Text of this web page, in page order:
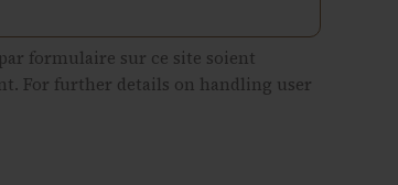
formulaire sur ce site soient
For further details on handling user